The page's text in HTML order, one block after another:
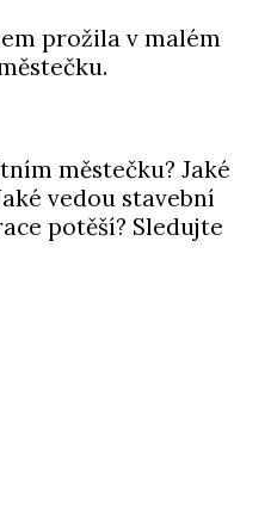
prožila v malém
městečku? Jaké
vedou stavební
potěší? Sledujte